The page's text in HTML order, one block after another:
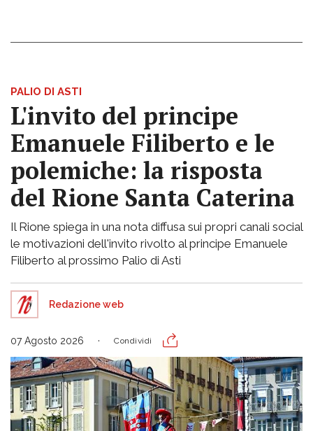
PALIO DI ASTI
L'invito del principe
Emanuele Filiberto e le
polemiche: la risposta
del Rione Santa Caterina
Il Rione spiega in una nota diffusa sui propri canali social
le motivazioni dell'invito rivolto al principe Emanuele
Filiberto al prossimo Palio di Asti
Redazione web
07 Agosto 2026 Condividi